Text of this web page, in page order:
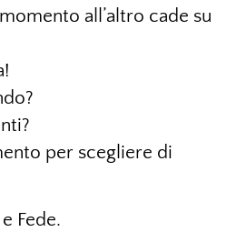
all’altro cade su
per scegliere di
Fede.